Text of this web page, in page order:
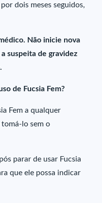
dois meses seguidos,
Não inicie nova
suspeita de gravidez
de Fucsia Fem?
Fem a qualquer
lo sem o
parar de usar Fucsia
que ele possa indicar